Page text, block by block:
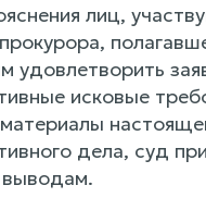
лиц,
удовлетворить
исковые
дела, суд